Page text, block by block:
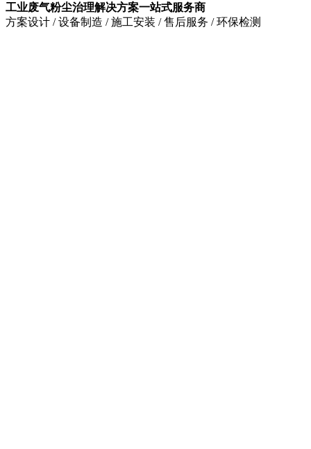
工业废气粉尘治理解决方案一站式服务商
方案设计 / 设备制造 / 施工安装 / 售后服务 / 环保检测